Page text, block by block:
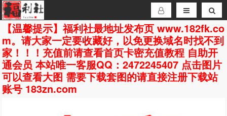
【温馨提示】福利社最地址发布页 www.182fk.co
m。请大家一定要收藏好，以免更换域名时找不到
家！！！充值前请查看首页卡密充值教程 自助开
通会员 本站唯一客服QQ：2472245407 点击图片
可以查看大图 需要下载套图的请直接注册下载站
账号 183zn.com